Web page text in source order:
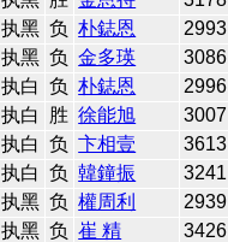
执黑 负 朴鋕恩 2993
执黑 负 金多瑛 3086
执白 负 朴鋕恩 2996
执白 胜 徐能旭 3007
执白 负 卞相壹 3613
执白 负 韓鐘振 3241
执黑 负 權周利 2939
执黑 负 崔 精 3426